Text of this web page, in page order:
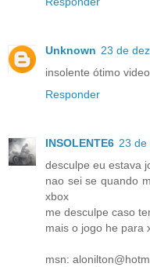
Unknown 23 de
insolente ótimo
Responder
INSOLENTE6 23 de
desculpe eu estava
nao sei se quando
xbox
me desculpe caso
mais o jogo he para
msn: